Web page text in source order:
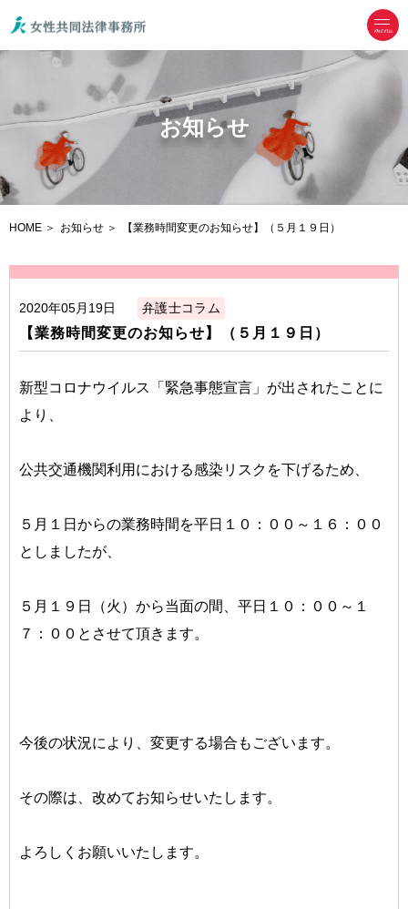
menu
お知らせ
HOME お知らせ 【業務時間変更のお知らせ】（５月１９日）
2020年05月19日 弁護士コラム
【業務時間変更のお知らせ】（５月１９日）
新型コロナウイルス「緊急事態宣言」が出されたことに
より、
公共交通機関利用における感染リスクを下げるため、
５月１日からの業務時間を平日１０：００～１６：００
としましたが、
５月１９日（火）から当面の間、平日１０：００～１
７：００とさせて頂きます。
今後の状況により、変更する場合もございます。
その際は、改めてお知らせいたします。
よろしくお願いいたします。